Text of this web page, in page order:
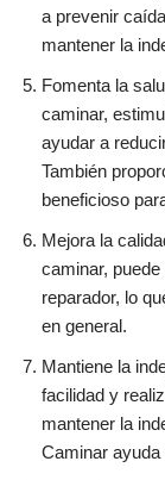
a prevenir
mantener la
Fomenta la
caminar,
ayudar a
También
beneficioso
Mejora la
caminar,
reparador, lo
en general.
Mantiene la
facilidad y
mantener la
Caminar ayuda